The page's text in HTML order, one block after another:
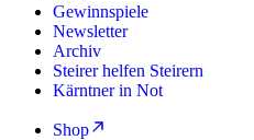
Gewinnspiele
Newsletter
Archiv
Steirer helfen Steirern
Kärntner in Not
Shop